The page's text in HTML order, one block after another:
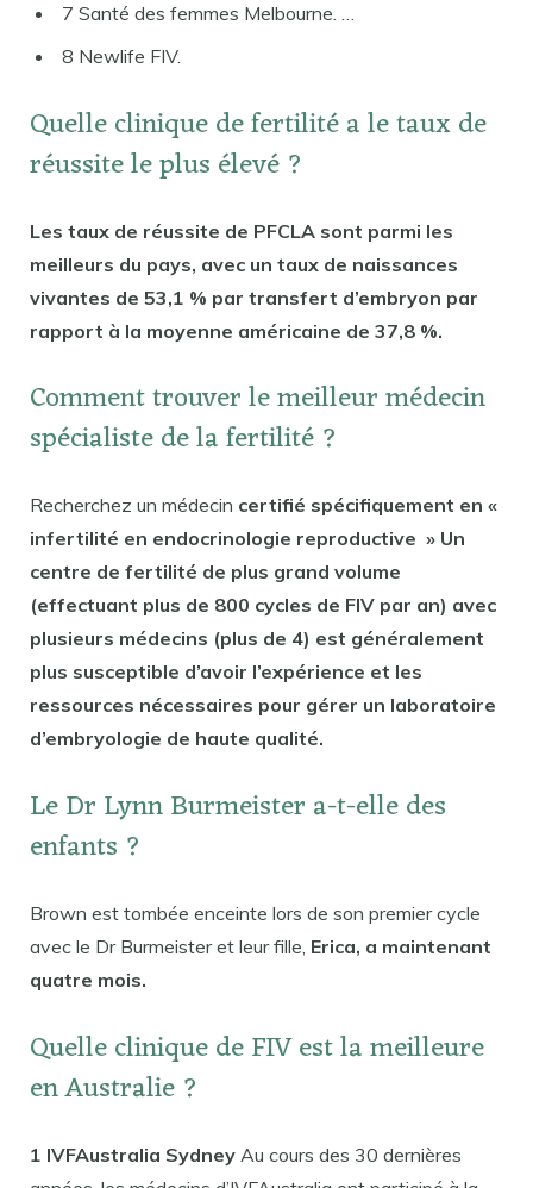
7 Santé des femmes Melbourne. …
8 Newlife FIV.
Quelle clinique de fertilité a le taux de
réussite le plus élevé ?
Les taux de réussite de PFCLA sont parmi les
meilleurs du pays, avec un taux de naissances
vivantes de 53,1 % par transfert d’embryon par
rapport à la moyenne américaine de 37,8 %.
Comment trouver le meilleur médecin
spécialiste de la fertilité ?
Recherchez un médecin certifié spécifiquement en «
infertilité en endocrinologie reproductive » Un
centre de fertilité de plus grand volume
(effectuant plus de 800 cycles de FIV par an) avec
plusieurs médecins (plus de 4) est généralement
plus susceptible d’avoir l’expérience et les
ressources nécessaires pour gérer un laboratoire
d’embryologie de haute qualité.
Le Dr Lynn Burmeister a-t-elle des
enfants ?
Brown est tombée enceinte lors de son premier cycle
avec le Dr Burmeister et leur fille, Erica, a maintenant
quatre mois.
Quelle clinique de FIV est la meilleure
en Australie ?
1 IVFAustralia Sydney Au cours des 30 dernières